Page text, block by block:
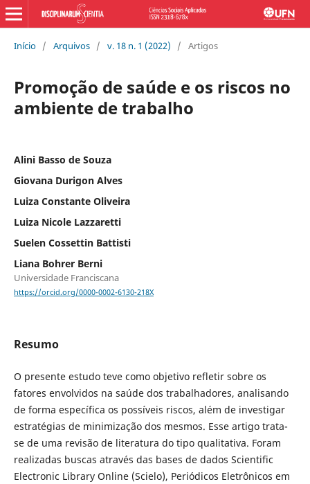
Início / Arquivos / v. 18 n. 1 (2022) / Artigos
Promoção de saúde e os riscos no
ambiente de trabalho
Alini Basso de Souza
Giovana Durigon Alves
Luiza Constante Oliveira
Luiza Nicole Lazzaretti
Suelen Cossettin Battisti
Liana Bohrer Berni
Universidade Franciscana
https://orcid.org/0000-0002-6130-218X
Resumo
O presente estudo teve como objetivo refletir sobre os
fatores envolvidos na saúde dos trabalhadores, analisando
de forma específica os possíveis riscos, além de investigar
estratégias de minimização dos mesmos. Esse artigo trata-
se de uma revisão de literatura do tipo qualitativa. Foram
realizadas buscas através das bases de dados Scientific
Electronic Library Online (Scielo), Periódicos Eletrônicos em